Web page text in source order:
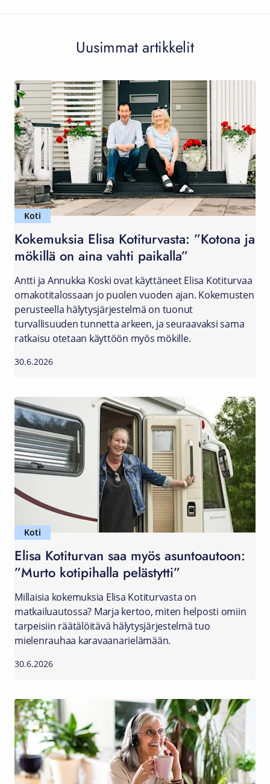
Uusimmat artikkelit
Koti
Kokemuksia Elisa Kotiturvasta: ”Kotona ja
mökillä on aina vahti paikalla”
Antti ja Annukka Koski ovat käyttäneet Elisa Kotiturvaa
omakotitalossaan jo puolen vuoden ajan. Kokemusten
perusteella hälytysjärjestelmä on tuonut
turvallisuuden tunnetta arkeen, ja seuraavaksi sama
ratkaisu otetaan käyttöön myös mökille.
30.6.2026
Koti
Elisa Kotiturvan saa myös asuntoautoon:
”Murto kotipihalla pelästytti”
Millaisia kokemuksia Elisa Kotiturvasta on
matkailuautossa? Marja kertoo, miten helposti omiin
tarpeisiin räätälöitävä hälytysjärjestelmä tuo
mielenrauhaa karavaanarielämään.
30.6.2026